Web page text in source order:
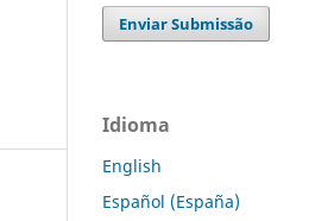
Enviar Submissão
Idioma
English
Español (España)